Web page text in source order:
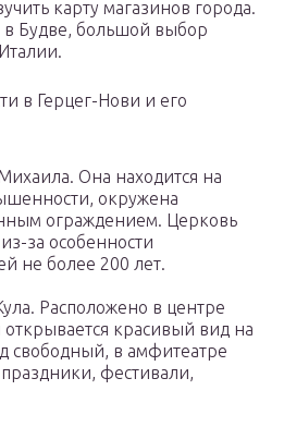
карту магазинов города.
Будве, большой выбор
в Герцег-Нови и его
Она находится на
окружена
ограждением. Церковь
за особенности
не более 200 лет.
Расположено в центре
открывается красивый вид на
свободный, в амфитеатре
праздники, фестивали,